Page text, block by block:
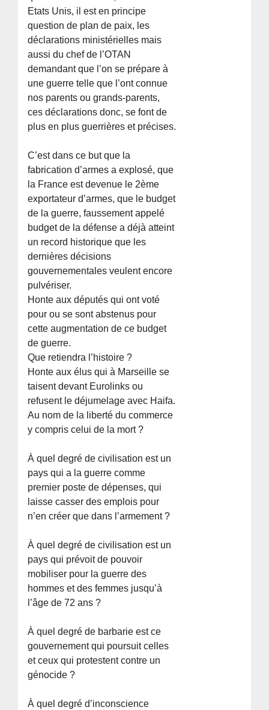
Etats Unis, il est en principe
question de plan de paix, les
déclarations ministérielles mais
aussi du chef de l’OTAN
demandant que l’on se prépare à
une guerre telle que l’ont connue
nos parents ou grands-parents,
ces déclarations donc, se font de
plus en plus guerrières et précises.
C’est dans ce but que la
fabrication d’armes a explosé, que
la France est devenue le 2ème
exportateur d’armes, que le budget
de la guerre, faussement appelé
budget de la défense a déjà atteint
un record historique que les
dernières décisions
gouvernementales veulent encore
pulvériser.
Honte aux députés qui ont voté
pour ou se sont abstenus pour
cette augmentation de ce budget
de guerre.
Que retiendra l’histoire ?
Honte aux élus qui à Marseille se
taisent devant Eurolinks ou
refusent le déjumelage avec Haifa.
Au nom de la liberté du commerce
y compris celui de la mort ?
À quel degré de civilisation est un
pays qui a la guerre comme
premier poste de dépenses, qui
laisse casser des emplois pour
n’en créer que dans l’armement ?
À quel degré de civilisation est un
pays qui prévoit de pouvoir
mobiliser pour la guerre des
hommes et des femmes jusqu’à
l’âge de 72 ans ?
À quel degré de barbarie est ce
gouvernement qui poursuit celles
et ceux qui protestent contre un
génocide ?
À quel degré d’inconscience